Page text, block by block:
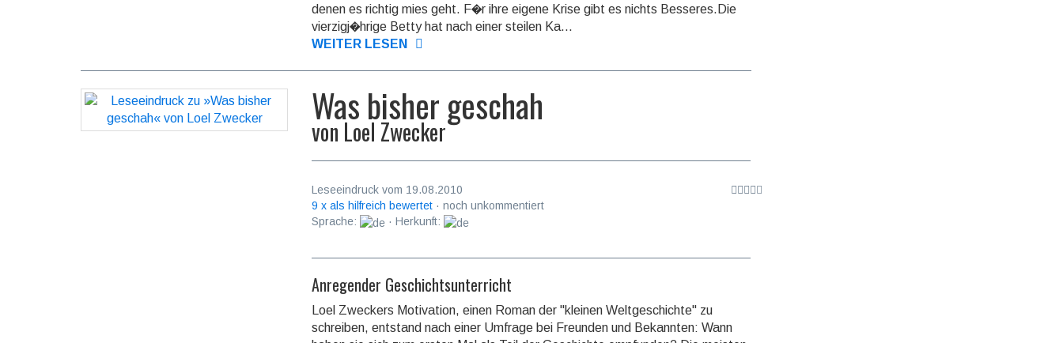
denen es richtig mies geht. F�r ihre eigene Krise gibt es nichts Besseres.Die
vierzigj�hrige Betty hat nach einer steilen Ka...
WEITER LESEN
Was bisher geschah
von Loel Zwecker
Leseeindruck vom 19.08.2010
9 x als hilfreich bewertet · noch unkommentiert
Sprache:
· Herkunft:
Anregender Geschichtsunterricht
Loel Zweckers Motivation, einen Roman der "kleinen Weltgeschichte" zu
schreiben, entstand nach einer Umfrage bei Freunden und Bekannten: Wann